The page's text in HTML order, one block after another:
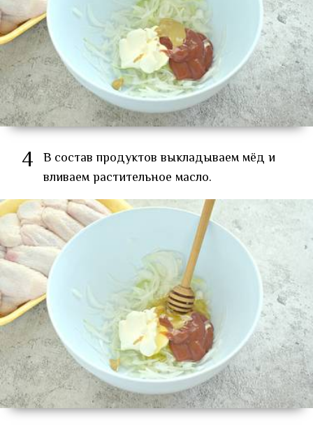
4 В состав продуктов выкладываем мёд и
вливаем растительное масло.